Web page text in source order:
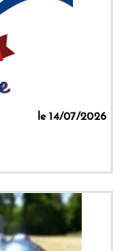
le 14/07/2026